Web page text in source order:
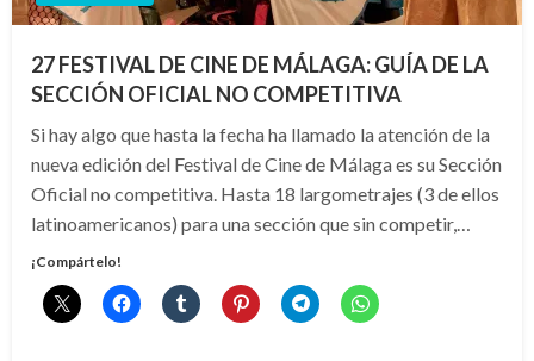
27 FESTIVAL DE CINE DE MÁLAGA: GUÍA DE LA
SECCIÓN OFICIAL NO COMPETITIVA
Si hay algo que hasta la fecha ha llamado la atención de la
nueva edición del Festival de Cine de Málaga es su Sección
Oficial no competitiva. Hasta 18 largometrajes (3 de ellos
latinoamericanos) para una sección que sin competir,…
¡Compártelo!